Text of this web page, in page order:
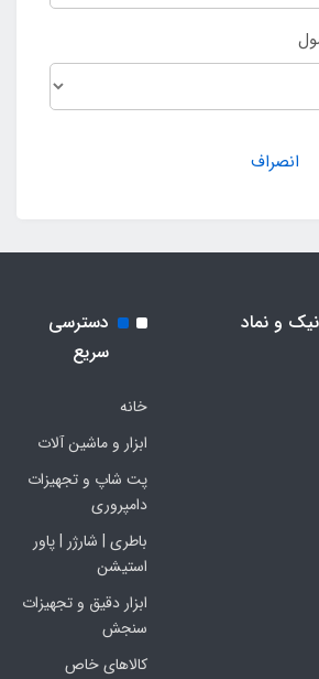
انصراف
و نماد
دسترسی
سریع
خانه
ابزار و ماشین آلات
پت شاپ و تجهیزات
دامپروری
باطری | شارژر | پاور
استیشن
ابزار دقیق و تجهیزات
سنجش
کالاهای خاص